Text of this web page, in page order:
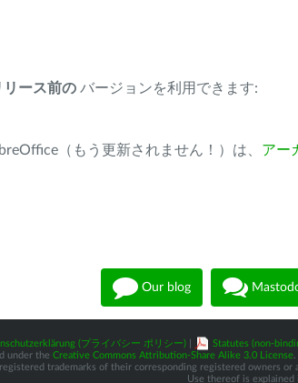
リース前の バージョンを利用できます:
（もう更新されません！）は、 アー
Our blog
(プライバシー ポリシー) Statutes (non-
under the Creative Commons Attribution-Share Alike 3.0 License.
trademarks of their corresponding registered owners
Use thereof is explained